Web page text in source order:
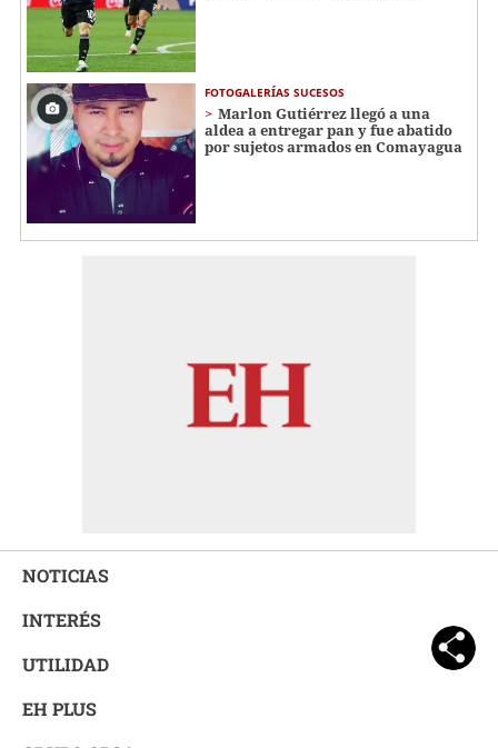
FOTOGALERÍAS SUCESOS
Marlon Gutiérrez llegó a una
aldea a entregar pan y fue abatido
por sujetos armados en Comayagua
NOTICIAS
INTERÉS
UTILIDAD
EH PLUS